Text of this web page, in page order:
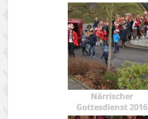
Närrischer
Gottesdienst 2016